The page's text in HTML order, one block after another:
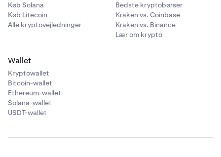
Køb Solana
Køb Litecoin
Alle kryptovejledninger
Bedste kryptobørser
Kraken vs. Coinbase
Kraken vs. Binance
Lær om krypto
Wallet
Kryptowallet
Bitcoin-wallet
Ethereum-wallet
Solana-wallet
USDT-wallet